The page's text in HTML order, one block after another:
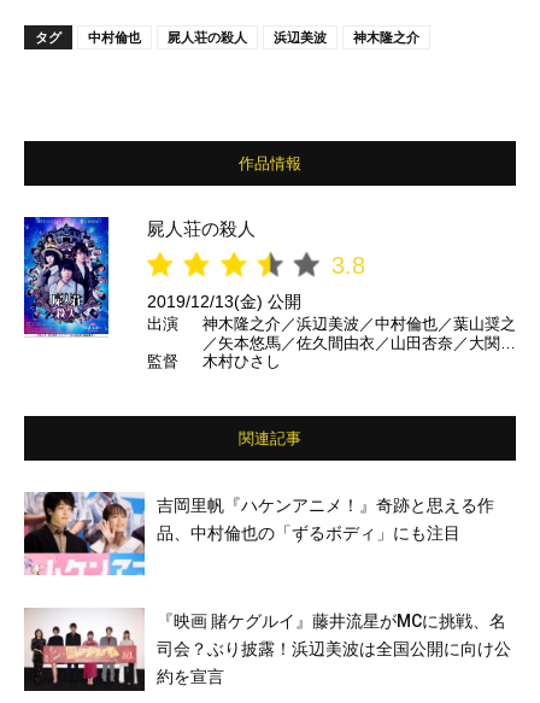
タグ 中村倫也 屍人荘の殺人 浜辺美波 神木隆之介
作品情報
屍人荘の殺人
3.8
2019/12/13(金) 公開
出演
神木隆之介／浜辺美波／中村倫也／葉山奨之
／矢本悠馬／佐久間由衣／山田杏奈／大関れ
いか／福本莉子／塚地武雅／ふせえり／池田
監督 木村ひさし
関連記事
吉岡里帆『ハケンアニメ！』奇跡と思える作
品、中村倫也の「ずるボディ」にも注目
『映画 賭ケグルイ』藤井流星がMCに挑戦、名
司会？ぶり披露！浜辺美波は全国公開に向け公
約を宣言